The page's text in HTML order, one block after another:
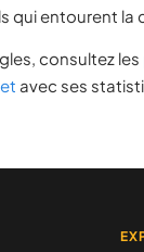
qui entourent la
consultez les
avec ses